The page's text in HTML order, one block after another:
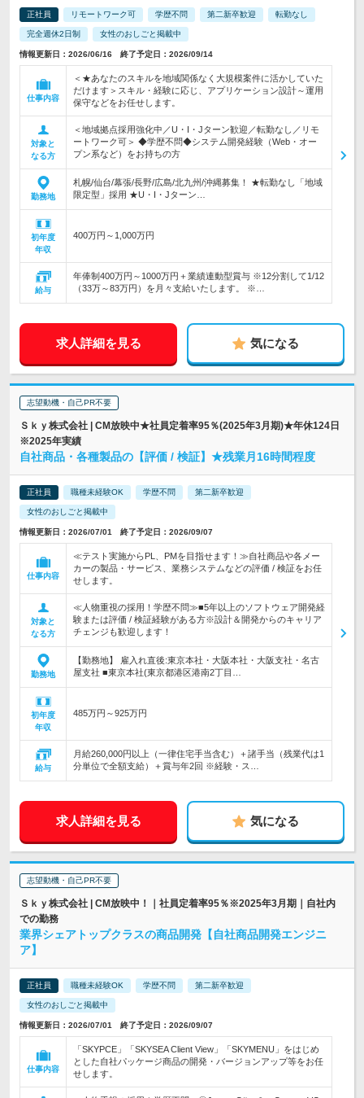
正社員 リモートワーク可 学歴不問 第二新卒歓迎 転勤なし
完全週休2日制 女性のおしごと掲載中
情報更新日：2026/06/16 終了予定日：2026/09/14
仕事内容
＜★あなたのスキルを地域関係なく大規模案件に活かしていた
だけます＞スキル・経験に応じ、アプリケーション設計～運用
保守などをお任せします。
対象と
なる方
＜地域拠点採用強化中／U・I・Jターン歓迎／転勤なし／リモ
ートワーク可＞ ◆学歴不問◆システム開発経験（Web・オー
プン系など）をお持ちの方
勤務地
札幌/仙台/幕張/長野/広島/北九州/沖縄募集！ ★転勤なし「地域
限定型」採用 ★U・I・Jターン…
初年度
年収
400万円～1,000万円
給与
年俸制400万円～1000万円＋業績連動型賞与 ※12分割して1/12
（33万～83万円）を月々支給いたします。 ※…
求人詳細を見る 気になる
志望動機・自己PR不要
Ｓｋｙ株式会社 | CM放映中★社員定着率95％(2025年3月期)★年休124日
※2025年実績
自社商品・各種製品の【評価 / 検証】★残業月16時間程度
正社員 職種未経験OK 学歴不問 第二新卒歓迎
女性のおしごと掲載中
情報更新日：2026/07/01 終了予定日：2026/09/07
仕事内容
≪テスト実施からPL、PMを目指せます！≫自社商品や各メー
カーの製品・サービス、業務システムなどの評価 / 検証をお任
せします。
対象と
なる方
≪人物重視の採用！学歴不問≫■5年以上のソフトウェア開発経
験または評価 / 検証経験がある方※設計＆開発からのキャリア
チェンジも歓迎します！
勤務地
【勤務地】 雇入れ直後:東京本社・大阪本社・大阪支社・名古
屋支社 ■東京本社(東京都港区港南2丁目…
初年度
年収
485万円～925万円
給与
月給260,000円以上（一律住宅手当含む）＋諸手当（残業代は1
分単位で全額支給）＋賞与年2回 ※経験・ス…
求人詳細を見る 気になる
志望動機・自己PR不要
Ｓｋｙ株式会社 | CM放映中！｜社員定着率95％※2025年3月期｜自社内
での勤務
業界シェアトップクラスの商品開発【自社商品開発エンジニ
ア】
正社員 職種未経験OK 学歴不問 第二新卒歓迎
女性のおしごと掲載中
情報更新日：2026/07/01 終了予定日：2026/09/07
仕事内容
「SKYPCE」「SKYSEA Client View」「SKYMENU」をはじめ
とした自社パッケージ商品の開発・バージョンアップ等をお任
せします。